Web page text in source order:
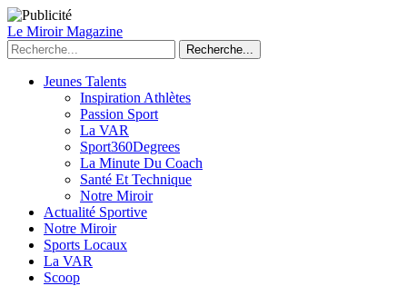
Le Miroir Magazine
Recherche...
Jeunes Talents
Inspiration Athlètes
Passion Sport
La VAR
Sport360Degrees
La Minute Du Coach
Santé Et Technique
Notre Miroir
Actualité Sportive
Notre Miroir
Sports Locaux
La VAR
Scoop